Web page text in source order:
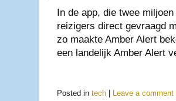
In de app, die twee
reizigers direct gevraagd
zo maakte Amber Alert
een landelijk Amber Alert
Posted in tech Leave a comment